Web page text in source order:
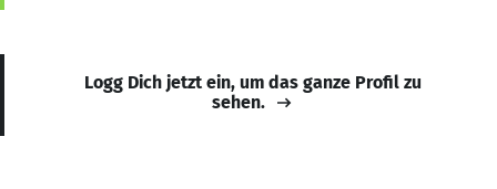
Logg Dich jetzt ein, um das ganze Profil zu
sehen.